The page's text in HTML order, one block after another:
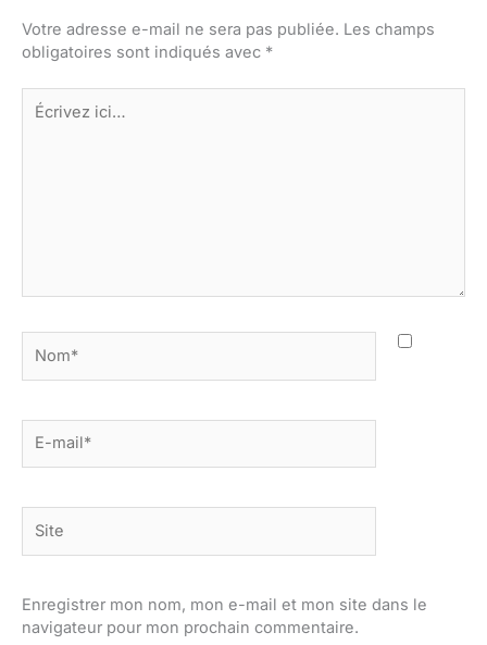
Votre adresse e-mail ne sera pas publiée. Les champs
obligatoires sont indiqués avec *
Écrivez
ici…
mail*
Enregistrer mon nom, mon e-mail et mon site dans le
navigateur pour mon prochain commentaire.